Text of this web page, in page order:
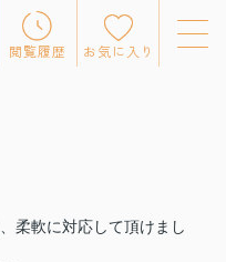
閲覧履歴 お気に入り
柔軟に対応して頂けまし